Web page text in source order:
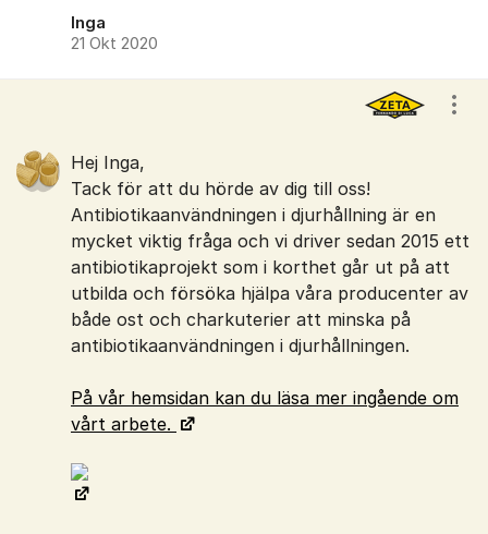
Inga
21 Okt 2020
Hej Inga,
Tack för att du hörde av dig till oss!
Antibiotikaanvändningen i djurhållning är en
mycket viktig fråga och vi driver sedan 2015 ett
antibiotikaprojekt som i korthet går ut på att
utbilda och försöka hjälpa våra producenter av
både ost och charkuterier att minska på
antibiotikaanvändningen i djurhållningen.
På vår hemsidan kan du läsa mer ingående om
vårt arbete.